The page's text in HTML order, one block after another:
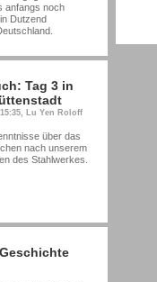
anfangs noch
Dutzend
Tag 3 in
15:35, Lu Yen Roloff
über das
nach unserem
des Stahlwerkes.